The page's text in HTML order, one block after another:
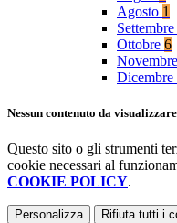
Agosto 1
Settembre
Ottobre 6
Novembre
Dicembre
Nessun contenuto da visualizzare
Questo sito o gli strumenti
cookie necessari al
COOKIE POLICY.
Personalizza Rifiuta tutti i